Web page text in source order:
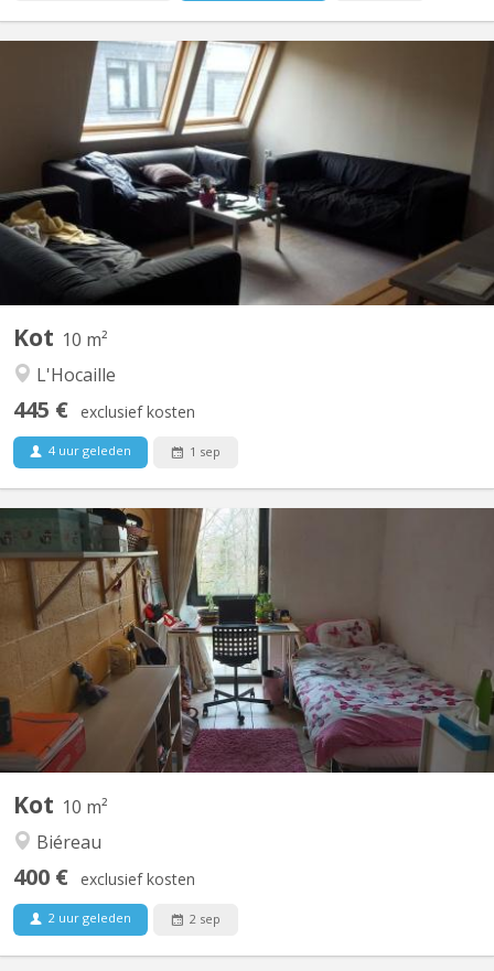
Kot 10 m²
L'Hocaille
445 € exclusief kosten
4 uur geleden 1 sep
Chambre 302 dans un communautaire de 10 , 2 WC, 2 douches.
Le loyer mobilier est de 250€ pour l’année payable soit en au
début de l’année soit mensuellement. La taxe de séjour de 245€
(sauf changement de la part de la commune) est à régler à
l'entrée.
Kot 10 m²
Biéreau
400 € exclusief kosten
2 uur geleden 2 sep
Bonjour. ATTENTION LE KOT N’est plus disponible pour l’ANNÉE
26-27. LE KOT EST LOUÉ! Le loyer est de 500 euros tout compris
(location de mobiliers, taxes, charges) . Il est équipé de meubles
(bureau réglable en hauteur, chaise de bureau, penderie,
commode, un lavabo (eau chaude, eau froide),...